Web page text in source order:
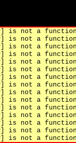
is not a
is not a
is not a
is not a
is not a
is not a
is not a
is not a
is not a
is not a
is not a
is not a
is not a
is not a
is not a